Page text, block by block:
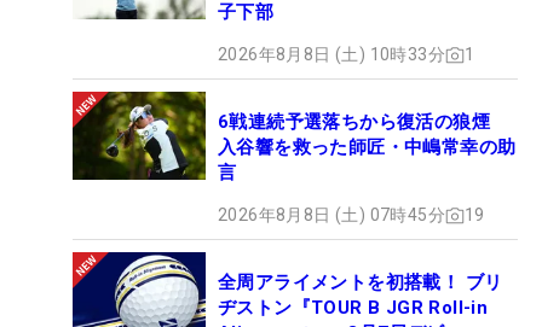
子下部
2026年8月8日 (土) 10時33分 1
6戦連続予選落ちから復活の狼煙
入谷響を救った師匠・中嶋常幸の助
言
2026年8月8日 (土) 07時45分 19
全周アライメントを初搭載！ ブリ
ヂストン『TOUR B JGR Roll-in